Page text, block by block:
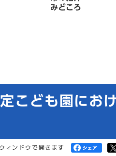
みどころ
こども園にお
ィンドウで開きます